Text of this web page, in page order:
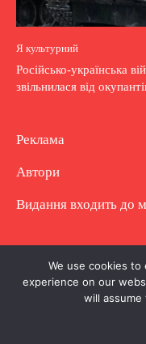
Я культурний
Російсько-українська
звільнилася від
Реклама
Автори
Видання входить до
Copyright © Повне
заборонено.
We use cookies
experience on our
will